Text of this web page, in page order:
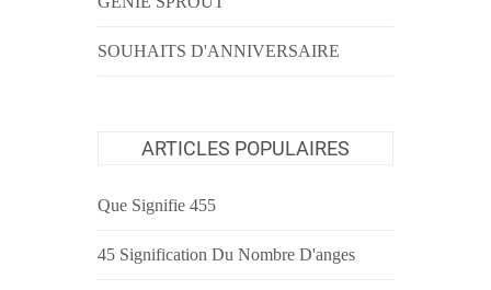
SOUHAITS D'ANNIVERSAIRE
ARTICLES POPULAIRES
Que Signifie 455
45 Signification Du Nombre D'anges